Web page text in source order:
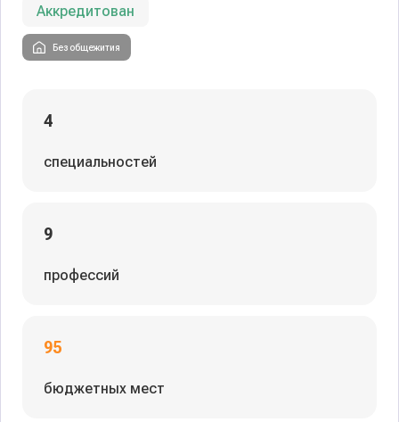
Аккредитован
Без общежития
4
специальностей
9
профессий
95
бюджетных мест